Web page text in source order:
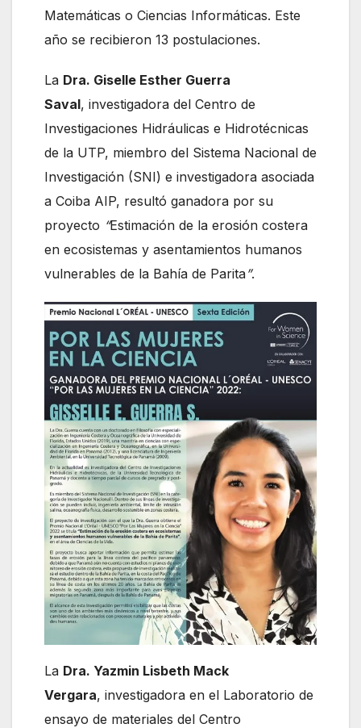
Matemáticas o Ciencias Informáticas. Este
año se recibieron 13 postulaciones.
La Dra. Giselle Esther Guerra
Saval, investigadora del Centro de
Investigaciones Hidráulicas e Hidrotécnicas
de la UTP, miembro del Sistema Nacional de
Investigación (SNI) e investigadora asociada
a Coiba AIP, resultó ganadora por su
proyecto “Estimación de la erosión costera
en ecosistemas y asentamientos humanos
vulnerables de la Bahía de Parita”.
La Dra. Yazmin Lisbeth Mack
Vergara, investigadora en el Laboratorio de
ensayo de materiales del Centro